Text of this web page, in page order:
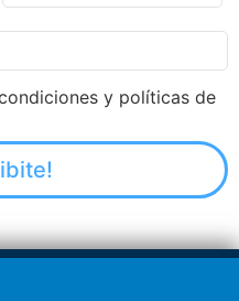
y políticas de